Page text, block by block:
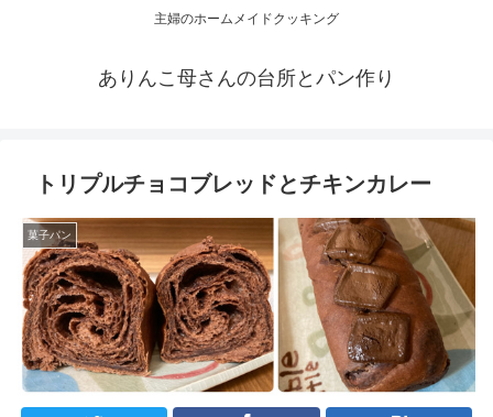
主婦のホームメイドクッキング
ありんこ母さんの台所とパン作り
トリプルチョコブレッドとチキンカレー
菓子パン